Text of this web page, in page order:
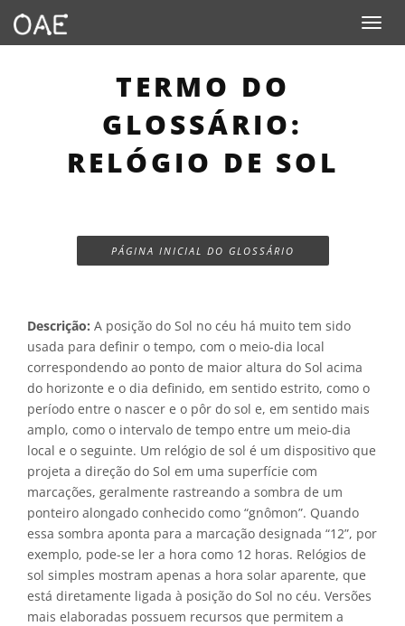
Toggle
TERMO DO
GLOSSÁRIO:
RELÓGIO DE SOL
PÁGINA INICIAL DO GLOSSÁRIO
Descrição: A posição do Sol no céu há muito tem sido
usada para definir o tempo, com o meio-dia local
correspondendo ao ponto de maior altura do Sol acima
do horizonte e o dia definido, em sentido estrito, como o
período entre o nascer e o pôr do sol e, em sentido mais
amplo, como o intervalo de tempo entre um meio-dia
local e o seguinte. Um relógio de sol é um dispositivo que
projeta a direção do Sol em uma superfície com
marcações, geralmente rastreando a sombra de um
ponteiro alongado conhecido como “gnômon”. Quando
essa sombra aponta para a marcação designada “12”, por
exemplo, pode-se ler a hora como 12 horas. Relógios de
sol simples mostram apenas a hora solar aparente, que
está diretamente ligada à posição do Sol no céu. Versões
mais elaboradas possuem recursos que permitem a